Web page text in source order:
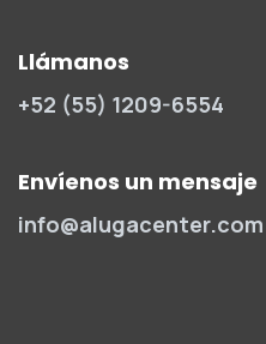
Llámanos
+52 (55) 1209-6554
Envíenos un mensaje
info@alugacenter.com